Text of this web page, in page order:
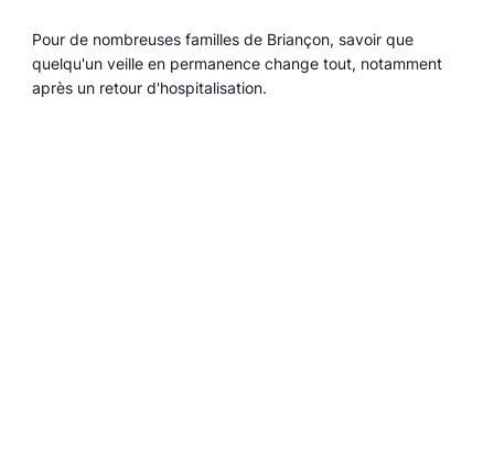
Pour de nombreuses familles de Briançon, savoir que
quelqu'un veille en permanence change tout, notamment
après un retour d'hospitalisation.